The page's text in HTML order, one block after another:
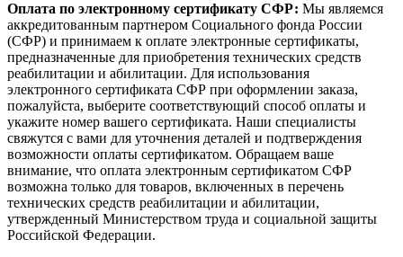
Оплата по электронному сертификату СФР: Мы являемся
аккредитованным партнером Социального фонда России
(СФР) и принимаем к оплате электронные сертификаты,
предназначенные для приобретения технических средств
реабилитации и абилитации. Для использования
электронного сертификата СФР при оформлении заказа,
пожалуйста, выберите соответствующий способ оплаты и
укажите номер вашего сертификата. Наши специалисты
свяжутся с вами для уточнения деталей и подтверждения
возможности оплаты сертификатом. Обращаем ваше
внимание, что оплата электронным сертификатом СФР
возможна только для товаров, включенных в перечень
технических средств реабилитации и абилитации,
утвержденный Министерством труда и социальной защиты
Российской Федерации.